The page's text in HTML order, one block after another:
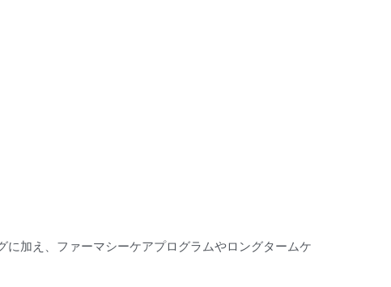
加え、ファーマシーケアプログラムやロングタームケ